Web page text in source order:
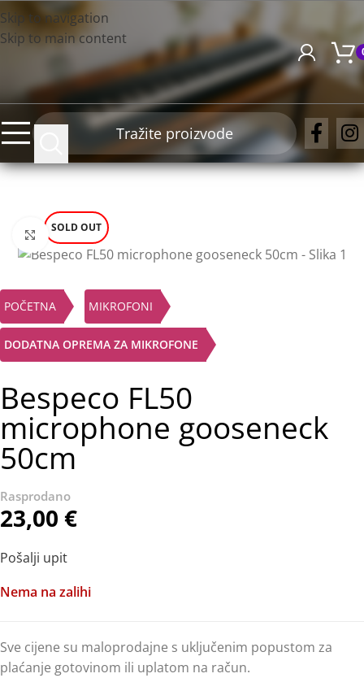
Skip to navigation
Skip to main content
SOLD OUT
Click to enlarge
POČETNA MIKROFONI
DODATNA OPREMA ZA MIKROFONE
Bespeco FL50
microphone gooseneck
50cm
23,00 €
Pošalji upit
Nema na zalihi
Sve cijene su maloprodajne s uključenim popustom za
plaćanje gotovinom ili uplatom na račun.